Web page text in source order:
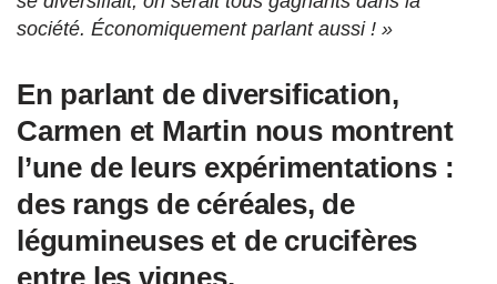
société. Économiquement parlant aussi ! »
En parlant de diversification,
Carmen et Martin nous montrent
l’une de leurs expérimentations :
des rangs de céréales, de
légumineuses et de crucifères